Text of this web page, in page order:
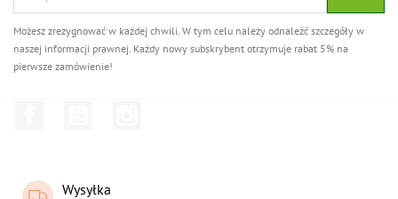
Możesz zrezygnować w każdej chwili. W tym celu należy odnaleźć szczegóły w
naszej informacji prawnej. Każdy nowy subskrybent otrzymuje rabat 5% na
pierwsze zamówienie!
Wysyłka